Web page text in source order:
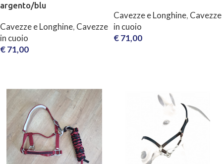
argento/blu
Cavezze e Longhine, Cavezze
in cuoio
€71,00
Cavezze e Longhine, Cavezze
in cuoio
€71,00